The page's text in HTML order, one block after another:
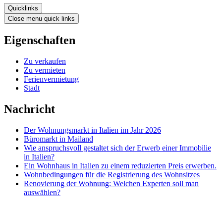
Quicklinks
Close menu quick links
Eigenschaften
Zu verkaufen
Zu vermieten
Ferienvermietung
Stadt
Nachricht
Der Wohnungsmarkt in Italien im Jahr 2026
Büromarkt in Mailand
Wie anspruchsvoll gestaltet sich der Erwerb einer Immobilie
in Italien?
Ein Wohnhaus in Italien zu einem reduzierten Preis erwerben.
Wohnbedingungen für die Registrierung des Wohnsitzes
Renovierung der Wohnung: Welchen Experten soll man
auswählen?